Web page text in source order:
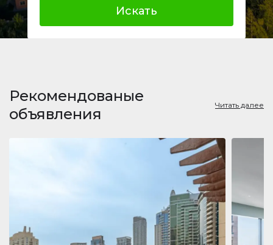
Искать
Рекомендованые
объявления
Читать далее